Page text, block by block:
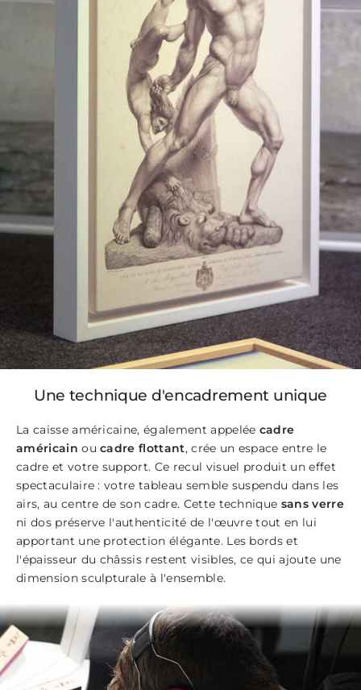
Une technique d'encadrement unique
La caisse américaine, également appelée cadre
américain oucadre flottant, crée un espace entre le
cadre et votre support. Ce recul visuel produit un effet
spectaculaire : votre tableau semble suspendu dans les
airs, au centre de son cadre. Cette technique sans verre
ni dos préserve l'authenticité de l'œuvre tout en lui
apportant une protection élégante. Les bords et
l'épaisseur du châssis restent visibles, ce qui ajoute une
dimension sculpturale à l'ensemble.